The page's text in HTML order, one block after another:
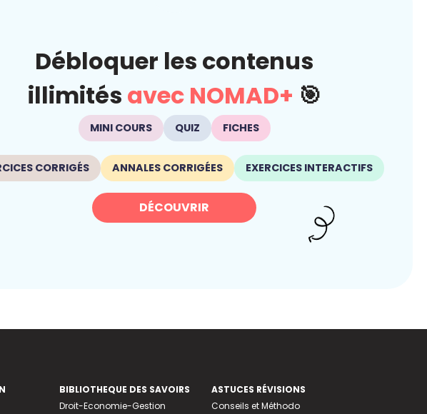
Débloquer les contenus
illimités avec NOMAD+ 🎯
MINI COURS QUIZ FICHES
CORRIGÉS ANNALES CORRIGÉES EXERCICES INTERACTIFS
DÉCOUVRIR
BIBLIOTHEQUE DES SAVOIRS
Droit-Economie-Gestion
ASTUCES RÉVISIONS
Conseils et Méthodo